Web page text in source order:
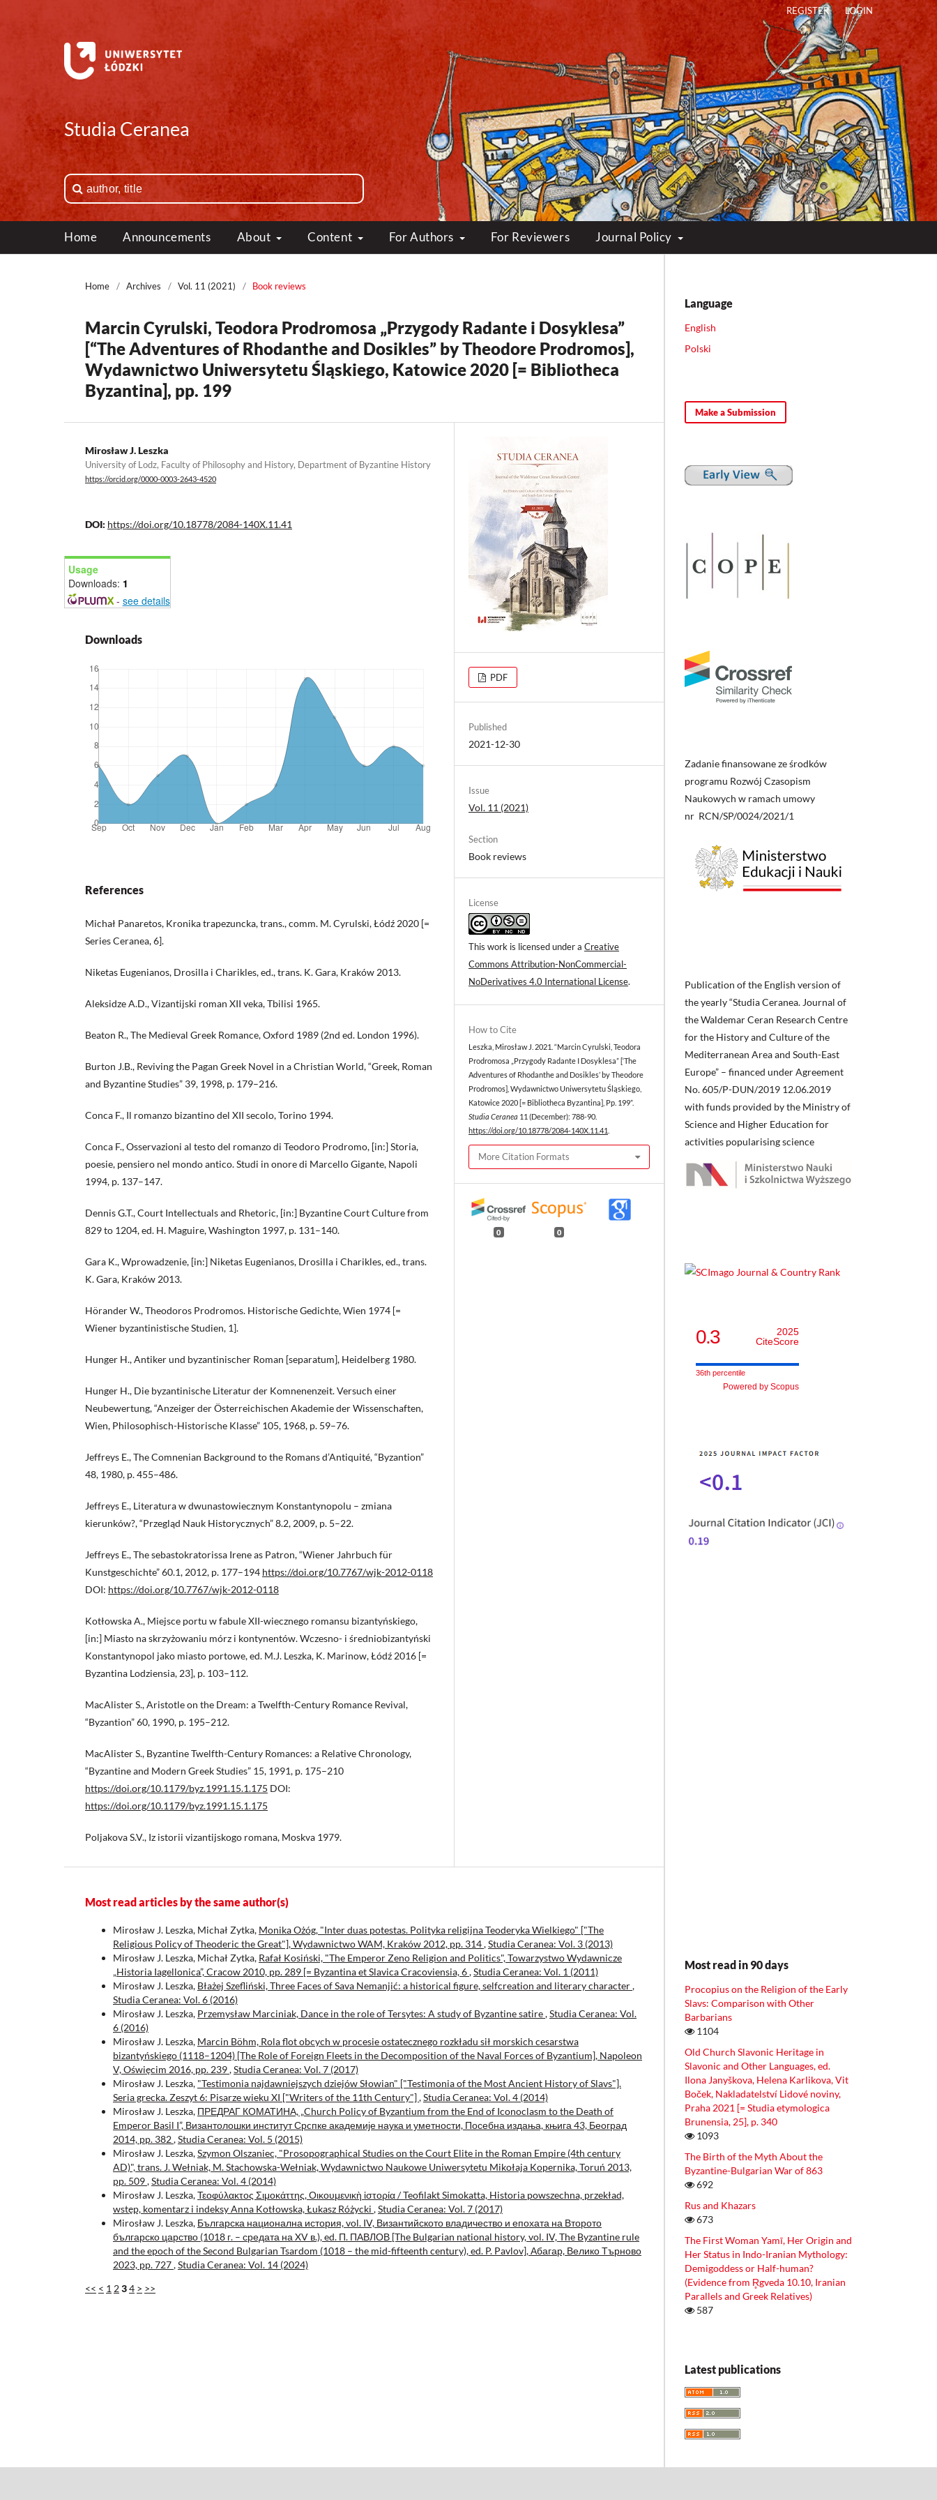
Studia Ceranea
Home Announcements About Content For Authors For Reviewers Journal Policy
REGISTER LOGIN
Home / Archives / Vol. 11 (2021) / Book reviews
Marcin Cyrulski, Teodora Prodromosa „Przygody Radante i Dosyklesa”
[“The Adventures of Rhodanthe and Dosikles” by Theodore Prodromos],
Wydawnictwo Uniwersytetu Śląskiego, Katowice 2020 [= Bibliotheca
Byzantina], pp. 199
Mirosław J. Leszka
University of Lodz, Faculty of Philosophy and History, Department of Byzantine History
https://orcid.org/0000-0003-2643-4520
DOI: https://doi.org/10.18778/2084-140X.11.41
Usage
Downloads: 1
- see details
Downloads
References
Michał Panaretos, Kronika trapezuncka, trans., comm. M. Cyrulski, Łódź 2020 [=
Series Ceranea, 6].
Niketas Eugenianos, Drosilla i Charikles, ed., trans. K. Gara, Kraków 2013.
Aleksidze A.D., Vizantijski roman XII veka, Tbilisi 1965.
Beaton R., The Medieval Greek Romance, Oxford 1989 (2nd ed. London 1996).
Burton J.B., Reviving the Pagan Greek Novel in a Christian World, “Greek, Roman
and Byzantine Studies” 39, 1998, p. 179–216.
Conca F., Il romanzo bizantino del XII secolo, Torino 1994.
Conca F., Osservazioni al testo del romanzo di Teodoro Prodromo, [in:] Storia,
poesie, pensiero nel mondo antico. Studi in onore di Marcello Gigante, Napoli
1994, p. 137–147.
Dennis G.T., Court Intellectuals and Rhetoric, [in:] Byzantine Court Culture from
829 to 1204, ed. H. Maguire, Washington 1997, p. 131–140.
Gara K., Wprowadzenie, [in:] Niketas Eugenianos, Drosilla i Charikles, ed., trans.
K. Gara, Kraków 2013.
Hörander W., Theodoros Prodromos. Historische Gedichte, Wien 1974 [=
Wiener byzantinistische Studien, 1].
Hunger H., Antiker und byzantinischer Roman [separatum], Heidelberg 1980.
Hunger H., Die byzantinische Literatur der Komnenenzeit. Versuch einer
Neubewertung, “Anzeiger der Österreichischen Akademie der Wissenschaften,
Wien, Philosophisch-Historische Klasse” 105, 1968, p. 59–76.
Jeffreys E., The Comnenian Background to the Romans d’Antiquité, “Byzantion”
48, 1980, p. 455–486.
Jeffreys E., Literatura w dwunastowiecznym Konstantynopolu – zmiana
kierunków?, “Przegląd Nauk Historycznych” 8.2, 2009, p. 5–22.
Jeffreys E., The sebastokratorissa Irene as Patron, “Wiener Jahrbuch für
Kunstgeschichte” 60.1, 2012, p. 177–194 https://doi.org/10.7767/wjk-2012-0118
DOI: https://doi.org/10.7767/wjk-2012-0118
Kotłowska A., Miejsce portu w fabule XII-wiecznego romansu bizantyńskiego,
[in:] Miasto na skrzyżowaniu mórz i kontynentów. Wczesno- i średniobizantyński
Konstantynopol jako miasto portowe, ed. M.J. Leszka, K. Marinow, Łódź 2016 [=
Byzantina Lodziensia, 23], p. 103–112.
MacAlister S., Aristotle on the Dream: a Twelfth-Century Romance Revival,
“Byzantion” 60, 1990, p. 195–212.
MacAlister S., Byzantine Twelfth-Century Romances: a Relative Chronology,
“Byzantine and Modern Greek Studies” 15, 1991, p. 175–210
https://doi.org/10.1179/byz.1991.15.1.175 DOI:
https://doi.org/10.1179/byz.1991.15.1.175
Poljakova S.V., Iz istorii vizantijskogo romana, Moskva 1979.
PDF
Published
2021-12-30
Issue
Vol. 11 (2021)
Section
Book reviews
License
This work is licensed under a Creative
Commons Attribution-NonCommercial-
NoDerivatives 4.0 International License.
How to Cite
Leszka, Mirosław J. 2021. “Marcin Cyrulski, Teodora
Prodromosa „Przygody Radante I Dosyklesa” [‘The
Adventures of Rhodanthe and Dosikles’ by Theodore
Prodromos], Wydawnictwo Uniwersytetu Śląskiego,
Katowice 2020 [= Bibliotheca Byzantina], Pp. 199”.
Studia Ceranea 11 (December): 788-90.
https://doi.org/10.18778/2084-140X.11.41
More Citation Formats
0 0
Most read articles by the same author(s)
Mirosław J. Leszka, Michał Zytka, Monika Ożóg, "Inter duas potestas. Polityka religijna Teoderyka Wielkiego" ["The
Religious Policy of Theoderic the Great"], Wydawnictwo WAM, Kraków 2012, pp. 314,Studia Ceranea: Vol. 3 (2013)
Mirosław J. Leszka, Michał Zytka, Rafał Kosiński, "The Emperor Zeno Religion and Politics", Towarzystwo Wydawnicze
„Historia Iagellonica”, Cracow 2010, pp. 289 [= Byzantina et Slavica Cracoviensia, 6,Studia Ceranea: Vol. 1 (2011)
Mirosław J. Leszka, Błażej Szefliński, Three Faces of Sava Nemanjić: a historical figure, selfcreation and literary character,
Studia Ceranea: Vol. 6 (2016)
Mirosław J. Leszka, Przemysław Marciniak, Dance in the role of Tersytes: A study of Byzantine satire,Studia Ceranea: Vol.
6 (2016)
Mirosław J. Leszka, Marcin Böhm, Rola flot obcych w procesie ostatecznego rozkładu sił morskich cesarstwa
bizantyńskiego (1118–1204) [The Role of Foreign Fleets in the Decomposition of the Naval Forces of Byzantium], Napoleon
V, Oświęcim 2016, pp. 239,Studia Ceranea: Vol. 7 (2017)
Mirosław J. Leszka, "Testimonia najdawniejszych dziejów Słowian" ["Testimonia of the Most Ancient History of Slavs"].
Seria grecka. Zeszyt 6: Pisarze wieku XI ["Writers of the 11th Century"],Studia Ceranea: Vol. 4 (2014)
Mirosław J. Leszka, ПРЕДРАГ КОМАТИНА, „Church Policy of Byzantium from the End of Iconoclasm to the Death of
Emperor Basil I”, Византолошки институт Срcпке академије наука и уметности, Посебна издања, књига 43, Беoград
2014, pp. 382,Studia Ceranea: Vol. 5 (2015)
Mirosław J. Leszka,Szymon Olszaniec, "Prosopographical Studies on the Court Elite in the Roman Empire (4th century
AD)", trans. J. Wełniak, M. Stachowska-Wełniak, Wydawnictwo Naukowe Uniwersytetu Mikołaja Kopernika, Toruń 2013,
pp. 509,Studia Ceranea: Vol. 4 (2014)
Mirosław J. Leszka,Τεοφύλακτος Σιμοκάττης, Οικουμενικὴ ἱστορία / Teofilakt Simokatta, Historia powszechna, przekład,
wstęp, komentarz i indeksy Anna Kotłowska, Łukasz Różycki ,Studia Ceranea: Vol. 7 (2017)
Mirosław J. Leszka, Българска национална история, vol. IV, Византийското владичество и епохата на Второто
българско царство (1018 г. – средата на XV в.), ed. П. ПАВЛОВ [The Bulgarian national history, vol. IV, The Byzantine rule
and the epoch of the Second Bulgarian Tsardom (1018 – the mid-fifteenth century), ed. P. Pavlov], Абагар, Велико Търново
2023, pp. 727,Studia Ceranea: Vol. 14 (2024)
<< < 1 234 > >>
Language
English
Polski
Make a Submission
Zadanie finansowane ze środków
programu Rozwój Czasopism
Naukowych w ramach umowy
nr RCN/SP/0024/2021/1
Publication of the English version of
the yearly “Studia Ceranea. Journal of
the Waldemar Ceran Research Centre
for the History and Culture of the
Mediterranean Area and South-East
Europe” – financed under Agreement
No. 605/P-DUN/2019 12.06.2019
with funds provided by the Ministry of
Science and Higher Education for
activities popularising science
0.3
2025
CiteScore
36th percentile
Powered by Scopus
Most read in 90 days
Procopius on the Religion of the Early
Slavs: Comparison with Other
Barbarians
1104
Old Church Slavonic Heritage in
Slavonic and Other Languages, ed.
Ilona Janyškova, Helena Karlikova, Vit
Boček, Nakladatelství Lidové noviny,
Praha 2021 [= Studia etymologica
Brunensia, 25], p. 340
1093
The Birth of the Myth About the
Byzantine-Bulgarian War of 863
692
Rus and Khazars
673
The First Woman Yamī, Her Origin and
Her Status in Indo-Iranian Mythology:
Demigoddess or Half-human?
(Evidence from R̥gveda 10.10, Iranian
Parallels and Greek Relatives)
587
Latest publications